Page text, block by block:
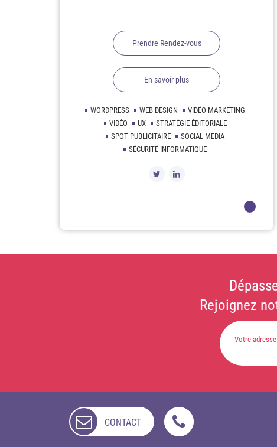
Prendre Rendez-vous
En savoir plus
WORDPRESS WEB DESIGN
VIDÉO MARKETING
VIDÉO
UX
STRATÉGIE ÉDITORIALE
SPOT PUBLICITAIRE
SOCIAL MEDIA
SÉCURITÉ INFORMATIQUE
Rejoignez
CONTACT